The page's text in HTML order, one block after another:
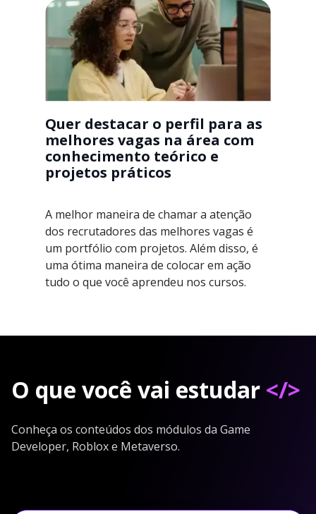
Quer destacar o perfil para as
melhores vagas na área com
conhecimento teórico e
projetos práticos
A melhor maneira de chamar a atenção
dos recrutadores das melhores vagas é
um portfólio com projetos. Além disso, é
uma ótima maneira de colocar em ação
tudo o que você aprendeu nos cursos.
O que você vai estudar </>
Conheça os conteúdos dos módulos da Game
Developer, Roblox e Metaverso.